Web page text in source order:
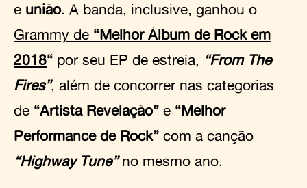
e união. A banda, inclusive, ganhou o
Grammy de “Melhor Álbum de Rock em
2018“ por seu EP de estreia, “From The
Fires”, além de concorrer nas categorias
de “Artista Revelação” e “Melhor
Performance de Rock” com a canção
“Highway Tune”no mesmo ano.